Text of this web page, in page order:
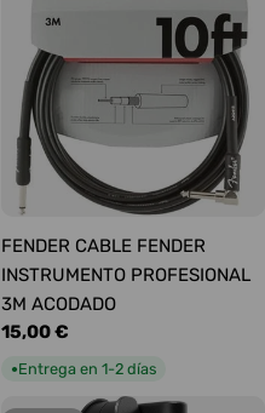
FENDER CABLE FENDER
INSTRUMENTO PROFESIONAL
3M ACODADO
Precio
habitual
15,00 €
●Entrega en 1-2 días